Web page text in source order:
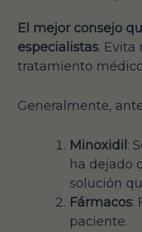
El mejor consejo
especialistas. Evita
tratamiento
Generalmente,
Minoxidil :
ha dejado
solución
Fármacos:
paciente.